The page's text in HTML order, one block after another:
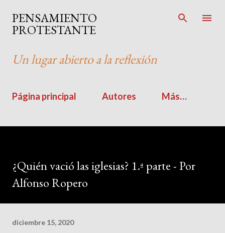
Ir al contenido principal
PENSAMIENTO
PROTESTANTE
Un lugar abierto a la reflexión
Página principal Autores Más…
¿Quién vació las iglesias? 1.ª parte - Por
Alfonso Ropero
diciembre 15, 2020